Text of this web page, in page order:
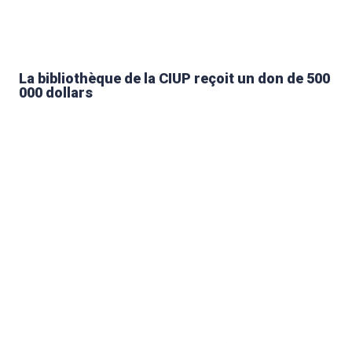
La bibliothèque de la CIUP reçoit un don de 500
000 dollars